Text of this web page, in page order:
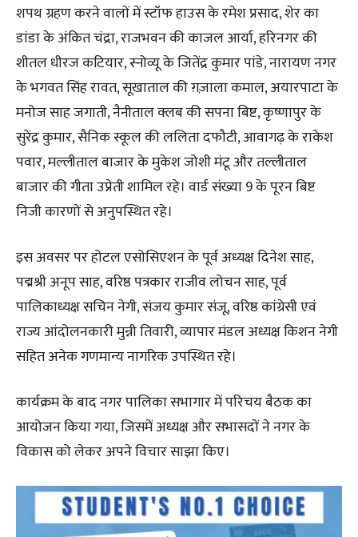
शपथ ग्रहण करने वालों में स्टॉफ हाउस के रमेश प्रसाद, शेर का
डांडा के अंकित चंद्रा, राजभवन की काजल आर्या, हरिनगर की
शीतल धीरज कटियार, स्नोव्यू के जितेंद्र कुमार पांडे, नारायण नगर
के भगवत सिंह रावत, सूखाताल की ग़ज़ाला कमाल, अयारपाटा के
मनोज साह जगाती, नैनीताल क्लब की सपना बिष्ट, कृष्णापुर के
सुरेंद्र कुमार, सैनिक स्कूल की ललिता दफौटी, आवागढ़ के राकेश
पवार, मल्लीताल बाजार के मुकेश जोशी मंटू और तल्लीताल
बाजार की गीता उप्रेती शामिल रहे। वार्ड संख्या 9 के पूरन बिष्ट
निजी कारणों से अनुपस्थित रहे।
इस अवसर पर होटल एसोसिएशन के पूर्व अध्यक्ष दिनेश साह,
पद्मश्री अनूप साह, वरिष्ठ पत्रकार राजीव लोचन साह, पूर्व
पालिकाध्यक्ष सचिन नेगी, संजय कुमार संजू, वरिष्ठ कांग्रेसी एवं
राज्य आंदोलनकारी मुन्नी तिवारी, व्यापार मंडल अध्यक्ष किशन नेगी
सहित अनेक गणमान्य नागरिक उपस्थित रहे।
कार्यक्रम के बाद नगर पालिका सभागार में परिचय बैठक का
आयोजन किया गया, जिसमें अध्यक्ष और सभासदों ने नगर के
विकास को लेकर अपने विचार साझा किए।